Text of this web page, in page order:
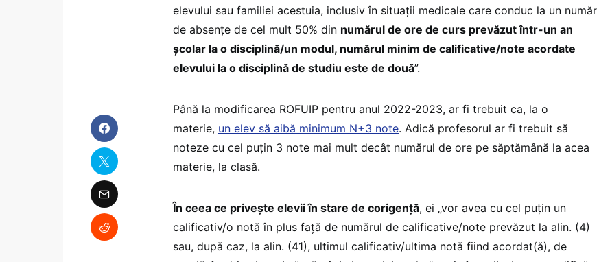
elevului sau familiei acestuia, inclusiv în situații medicale care conduc la un număr
de absențe de cel mult 50% din numărul de ore de curs prevăzut într-un an
școlar la o disciplină/un modul, numărul minim de calificative/note acordate
elevului la o disciplină de studiu este de două”.
Până la modificarea ROFUIP pentru anul 2022-2023, ar fi trebuit ca, la o
materie, un elev să aibă minimum N+3 note. Adică profesorul ar fi trebuit să
noteze cu cel puțin 3 note mai mult decât numărul de ore pe săptămână la acea
materie, la clasă.
În ceea ce privește elevii în stare de corigență, ei „vor avea cu cel puțin un
calificativ/o notă în plus față de numărul de calificative/note prevăzut la alin. (4)
sau, după caz, la alin. (41), ultimul calificativ/ultima notă fiind acordat(ă), de